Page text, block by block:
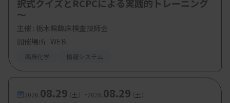
第３部 ゲノム医療と基盤整備
・全ゲノム解析とデータベースの構築
・疾患関連バリアントデータベースの構築
・指定発言
択式クイズとRCPCによる実践的トレーニング
～
主催 : 栃木県臨床検査技師会
開催場所 : WEB
臨床化学 情報システム
2026. 08.29（土） -2026. 08.29（土）